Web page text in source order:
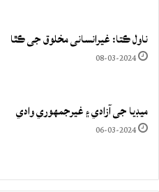
ناول ڪتا: غيرانساني مخلوق جي ڪٿا
08-03-2024
ميڊيا جي آزادي ۽ غيرجمھوري وادي
06-03-2024